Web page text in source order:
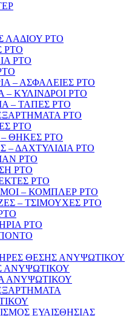
ΛΑΔΙΟΥ PTO
PTO
– ΑΣΦΑΛΕΙΕΣ PTO
ΚΥΛΙΝΔΡΟΙ PTO
– ΤΑΠΕΣ PTO
PTO
PTO
ΘΗΚΕΣ PTO
– ΔΑΧΤΥΛΙΔΙΑ PTO
PTO
PTO
PTO
– ΚΟΜΠΛΕΡ PTO
– ΤΣΙΜΟΥΧΕΣ PTO
PTO
ΘΕΣΗΣ ΑΝΥΨΩΤΙΚΟΥ
ΑΝΥΨΩΤΙΚΟΥ
ΑΝΥΨΩΤΙΚΟΥ
ΕΥΑΙΣΘΗΣΙΑΣ